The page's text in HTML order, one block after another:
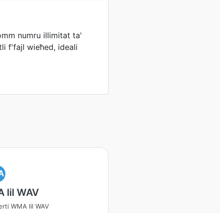
numru illimitat ta'
f'fajl wieħed, ideali
lil WAV
WMA lil WAV